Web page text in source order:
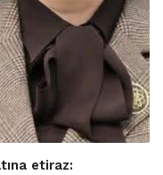
etiraz: